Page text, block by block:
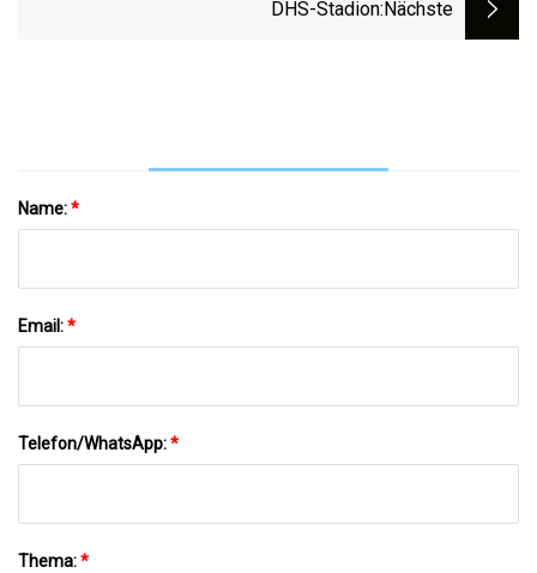
DHS-Stadion:nächste
Name:*
Email:*
Telefon/WhatsApp:*
Thema:*